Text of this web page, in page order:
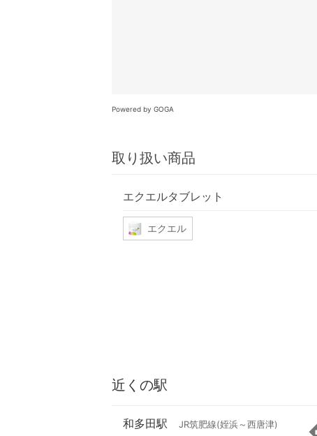
Powered by GOGA
取り扱い商品
エクエルタブレット
エクエル
近くの駅
和多田駅 JR筑肥線(姪浜～西唐津)